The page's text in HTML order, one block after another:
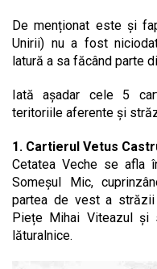
De menționat este și
Unirii) nu a fost
latură a sa făcând parte
Iată așadar cele 5
teritoriile aferente și
1. Cartierul Vetus
Cetatea Veche se afla
Someșul Mic,
partea de vest a străzii
Piețe Mihai Viteazul și
lăturalnice.